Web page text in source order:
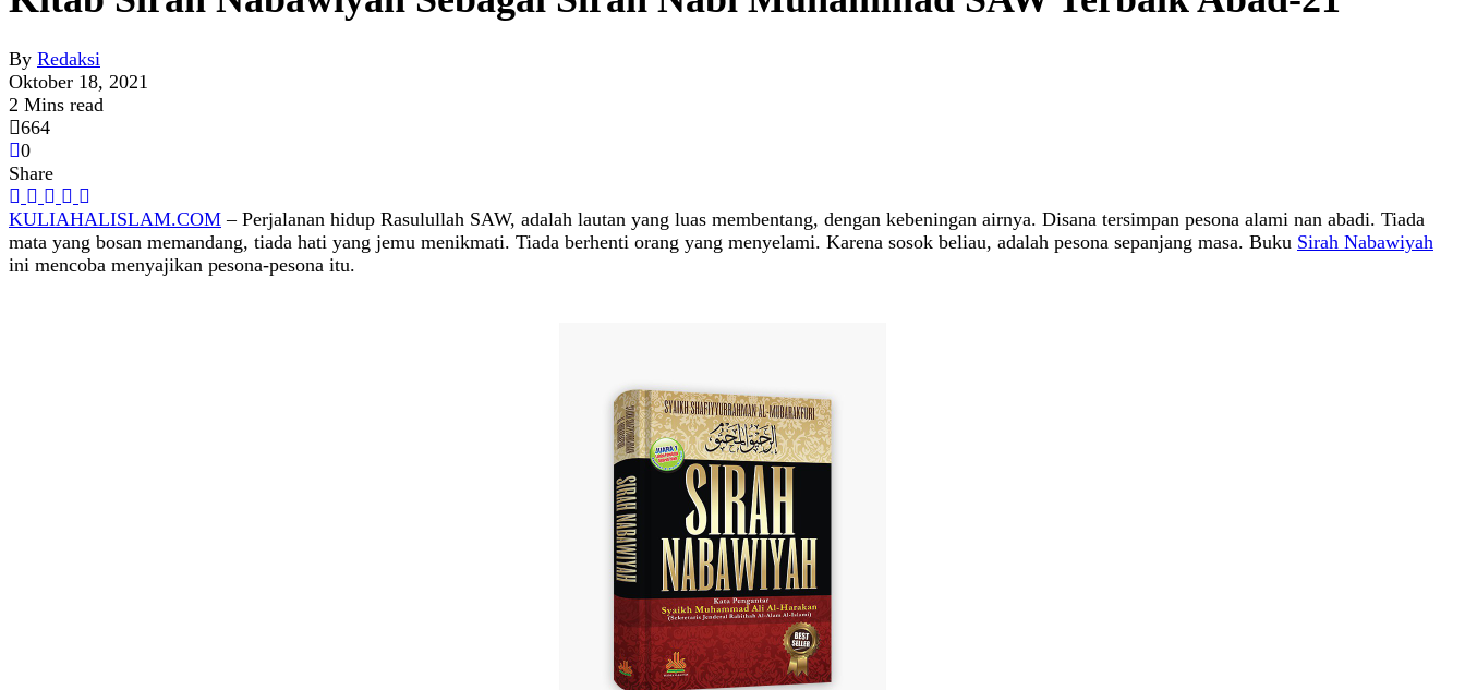
By Redaksi
Oktober 18, 2021
2 Mins read
664
0
Share
KULIAHALISLAM.COM – Perjalanan hidup Rasulullah SAW, adalah lautan yang luas membentang, dengan kebeningan airnya. Disana tersimpan pesona alami nan abadi. Tiada
mata yang bosan memandang, tiada hati yang jemu menikmati. Tiada berhenti orang yang menyelami. Karena sosok beliau, adalah pesona sepanjang masa. Buku Sirah Nabawiyah
ini mencoba menyajikan pesona-pesona itu.